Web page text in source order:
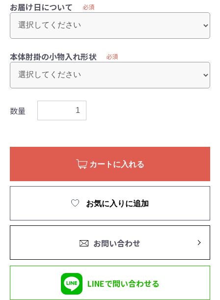
お届け日について 必須
本体肘掛の小物入れ形状 必須
数量
カートに入れる
お気に入りに追加
お問い合わせ
LINEで問い合わせる